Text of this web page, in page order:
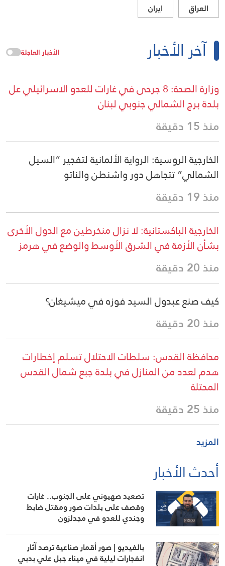
العراق ايران
آخر الأخبار الأخبار العاجلة
وزارة الصحة: 8 جرحى في غارات للعدو الاسرائيلي عل
بلدة برج الشمالي جنوبي لبنان
منذ 15 دقيقة
الخارجية الروسية: الرواية الألمانية لتفجير “السيل
الشمالي” تتجاهل دور واشنطن والناتو
منذ 19 دقيقة
الخارجية الباكستانية: لا نزال منخرطين مع الدول الأخرى
بشأن الأزمة في الشرق الأوسط والوضع في هرمز
منذ 20 دقيقة
كيف صنع عبدول السيد فوزه في ميشيغان؟
منذ 20 دقيقة
محافظة القدس: سلطات الاحتلال تسلم إخطارات
هدم لعدد من المنازل في بلدة جبع شمال القدس
المحتلة
منذ 25 دقيقة
المزيد
أحدث الأخبار
تصعيد صهيوني على الجنوب.. غارات
وقصف على بلدات صور ومقتل ضابط
وجندي للعدو في مجدلزون
بالفيديو | صور أقمار صناعية ترصد آثار
انفجارات ليلية في ميناء جبل علي بدبي